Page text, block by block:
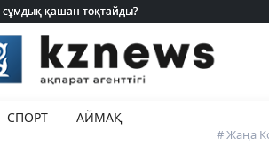
қашан тоқтайды?
қашан тоқтайды?
СПОРТ
АЙМАҚ
# Жаңа